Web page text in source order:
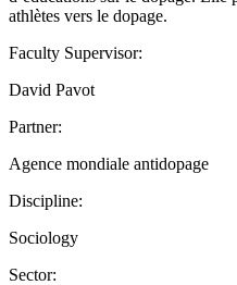
athlètes vers le dopage.
Faculty Supervisor:
David Pavot
Partner:
Agence mondiale antidopage
Discipline:
Sociology
Sector: